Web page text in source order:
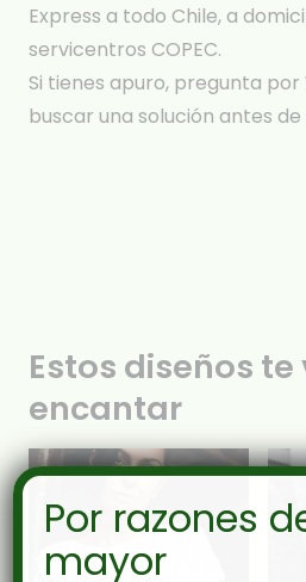
Express a todo Chile, a
servicentros COPEC.
Si tienes apuro, pregunta
buscar una solución antes
Estos diseños te
encantar
Por razones
mayor